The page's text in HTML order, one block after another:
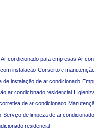
condicionado para empresas Ar
instalação Conserto e
de instalação de ar condicionado
ar condicionado residencial
de ar condicionado
Serviço de limpeza de ar condicionado
residencial